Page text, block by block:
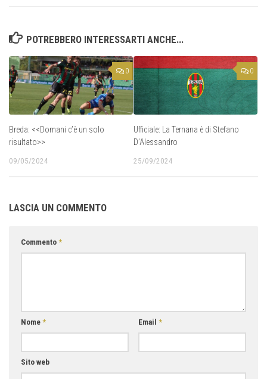
POTREBBERO INTERESSARTI ANCHE...
0
Breda: <<Domani c’è un solo
risultato>>
09/05/2024
0
Ufficiale: La Ternana è di Stefano
D’Alessandro
25/09/2024
LASCIA UN COMMENTO
Commento *
Nome * Email *
Sito web